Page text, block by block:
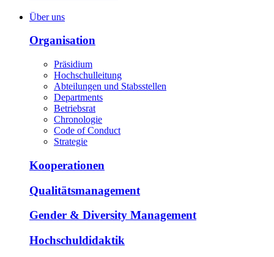
Über uns
Organisation
Präsidium
Hochschulleitung
Abteilungen und Stabsstellen
Departments
Betriebsrat
Chronologie
Code of Conduct
Strategie
Kooperationen
Qualitätsmanagement
Gender & Diversity Management
Hochschuldidaktik